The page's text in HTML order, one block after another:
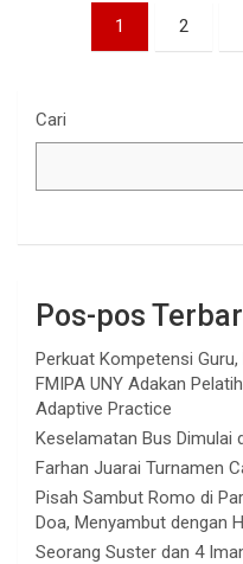
Paginasi
1 2
Cari
Pos-pos
Perkuat Kompetensi
FMIPA UNY Adakan
Adaptive Practice
Keselamatan Bus Dimulai
Farhan Juarai Turnamen
Pisah Sambut Romo di
Doa, Menyambut dengan
Seorang Suster dan 4